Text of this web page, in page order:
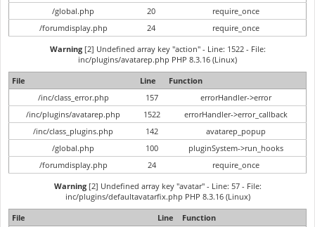
/global.php
20
require_once
/forumdisplay.php
24
require_once
Warning[2] Undefined array key "action" - Line: 1522 - File:
inc/plugins/avatarep.php PHP 8.3.16 (Linux)
File
Line
Function
/inc/class_error.php
157
errorHandler->error
/inc/plugins/avatarep.php
1522
errorHandler->error_callback
/inc/class_plugins.php
142
avatarep_popup
/global.php
100
pluginSystem->run_hooks
/forumdisplay.php
24
require_once
Warning[2] Undefined array key "avatar" - Line: 57 - File:
inc/plugins/defaultavatarfix.php PHP 8.3.16 (Linux)
File
Line
Function